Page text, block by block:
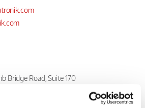
Bridge Road, Suite 170
2347